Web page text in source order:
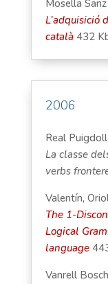
Mosella
L’adquisició
català 432
2006
Real
La classe
verbs
Valentín,
The 1-
Logical
language
Vanrell